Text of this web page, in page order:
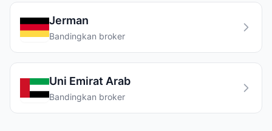
Jerman
Bandingkan broker
Uni Emirat Arab
Bandingkan broker